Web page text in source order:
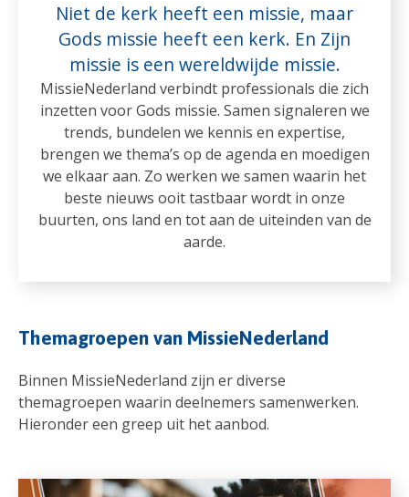
Niet de kerk heeft een missie, maar
Gods missie heeft een kerk. En Zijn
missie is een wereldwijde missie.
MissieNederland verbindt professionals die zich
inzetten voor Gods missie. Samen signaleren we
trends, bundelen we kennis en expertise,
brengen we thema’s op de agenda en moedigen
we elkaar aan. Zo werken we samen waarin het
beste nieuws ooit tastbaar wordt in onze
buurten, ons land en tot aan de uiteinden van de
aarde.
Themagroepen van MissieNederland
Binnen MissieNederland zijn er diverse
themagroepen waarin deelnemers samenwerken.
Hieronder een greep uit het aanbod.